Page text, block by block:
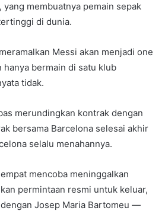
membuatnya pemain sepak
di dunia.
Messi akan menjadi one
hanya bermain di satu klub
tidak.
merundingkan kontrak dengan
bersama Barcelona selesai akhir
selalu menahannya.
mencoba meninggalkan
permintaan resmi untuk keluar,
Josep Maria Bartomeu —